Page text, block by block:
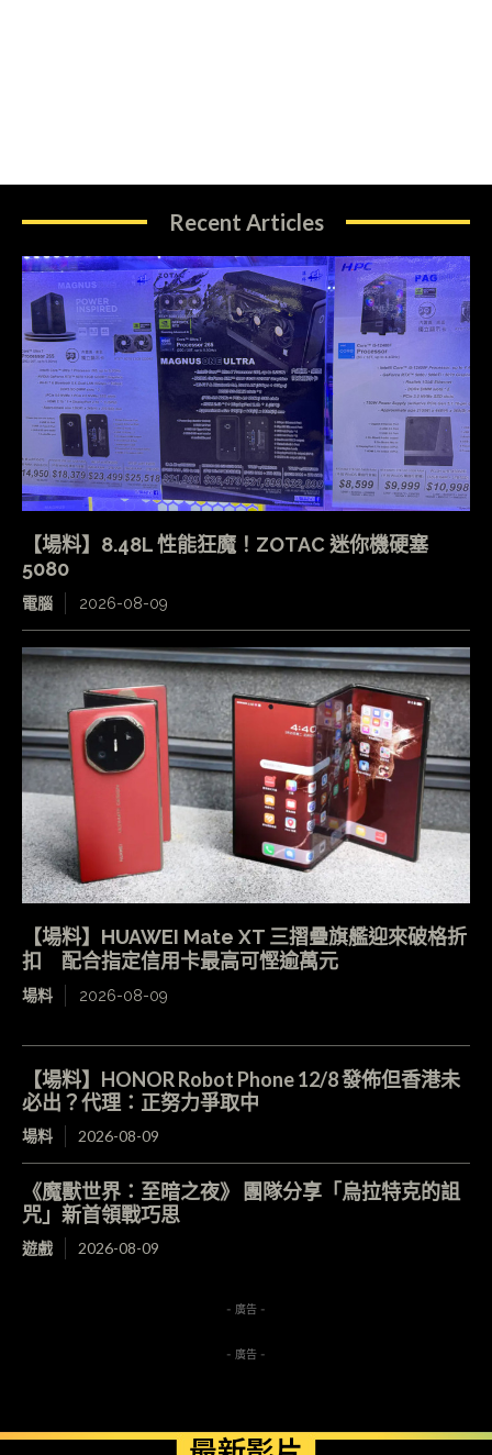
Recent Articles
【場料】8.48L 性能狂魔！ZOTAC 迷你機硬塞
5080
電腦 2026-08-09
【場料】HUAWEI Mate XT 三摺疊旗艦迎來破格折
扣 配合指定信用卡最高可慳逾萬元
場料 2026-08-09
【場料】HONOR Robot Phone 12/8 發佈但香港未
必出？代理：正努力爭取中
場料 2026-08-09
《魔獸世界：至暗之夜》 團隊分享「烏拉特克的詛
咒」新首領戰巧思
遊戲 2026-08-09
- 廣告 -
- 廣告 -